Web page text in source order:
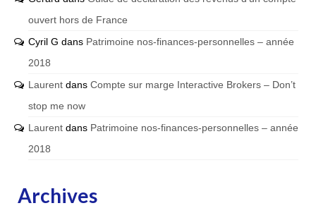
ouvert hors de France
Cyril G dans Patrimoine nos-finances-personnelles – année
2018
Laurent dans Compte sur marge Interactive Brokers – Don’t
stop me now
Laurent dans Patrimoine nos-finances-personnelles – année
2018
Archives